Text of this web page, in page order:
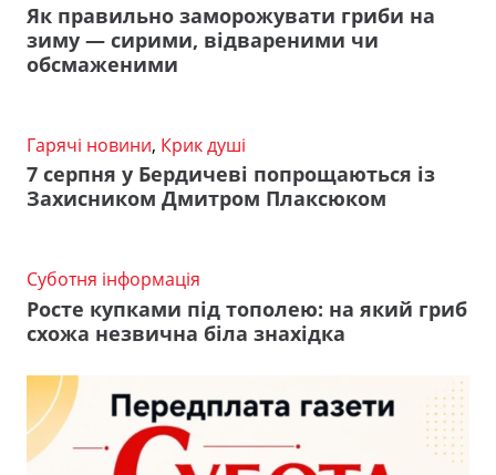
Як правильно заморожувати гриби на
зиму — сирими, відвареними чи
обсмаженими
Гарячі новини, Крик душі
7 серпня у Бердичеві попрощаються із
Захисником Дмитром Плаксюком
Суботня інформація
Росте купками під тополею: на який гриб
схожа незвична біла знахідка